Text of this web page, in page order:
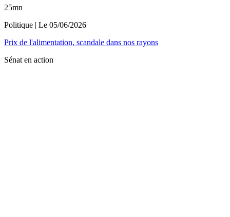
25mn
Politique | Le 05/06/2026
Prix de l'alimentation, scandale dans nos rayons
Sénat en action